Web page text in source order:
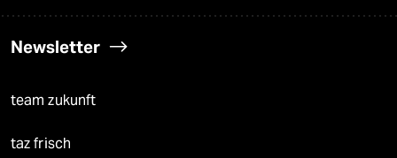
Newsletter
team zukunft
taz frisch